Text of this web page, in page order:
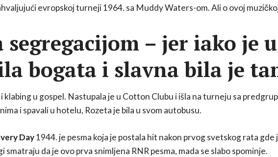
evropskoj turneji 1964. sa Muddy Waters-om. Ali o ovoj
segregacijom – jer iako je
bogata i slavna bila je
klabing u gospel. Nastupala je u Cotton Clubu i išla na turneju sa
i spavali u hotelu, Rozeta je bila u svom autobusu.
Day1944. je pesma koja je postala hit nakon prvog svetskog rata
da je ovo prva snimljena RNR pesma, mada se slabo spominje.